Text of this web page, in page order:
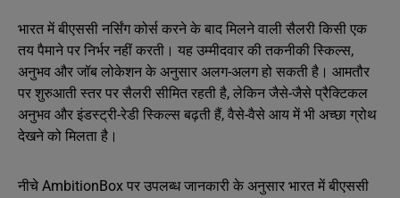
भारत में बीएससी नर्सिंग कोर्स करने के बाद मिलने वाली सैलरी किसी एक
तय पैमाने पर निर्भर नहीं करती। यह उम्मीदवार की तकनीकी स्किल्स,
अनुभव और जॉब लोकेशन के अनुसार अलग-अलग हो सकती है। आमतौर
पर शुरुआती स्तर पर सैलरी सीमित रहती है, लेकिन जैसे-जैसे प्रैक्टिकल
अनुभव और इंडस्ट्री-रेडी स्किल्स बढ़ती हैं, वैसे-वैसे आय में भी अच्छा ग्रोथ
देखने को मिलता है।
नीचे AmbitionBox पर उपलब्ध जानकारी के अनुसार भारत में बीएससी